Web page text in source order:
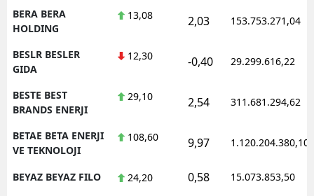
BERA BERA
HOLDING
13,08 2,03 153.753.271,04
BESLR BESLER
GIDA
12,30 -0,40 29.299.616,22
BESTE BEST
BRANDS ENERJI
29,10 2,54 311.681.294,62
BETAE BETA ENERJI
VE TEKNOLOJI
108,60 9,97 1.120.204.380,10
BEYAZ BEYAZ FILO 24,20 0,58 15.073.853,50